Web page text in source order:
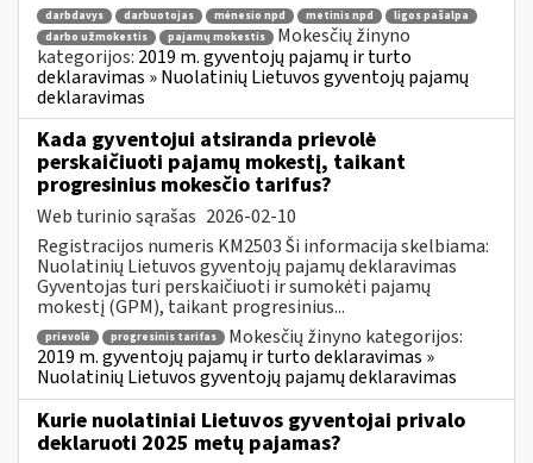
darbdavys darbuotojas mėnesio npd metinis npd
ligos pašalpa
darbo užmokestis
pajamų mokestis
Mokesčių žinyno
kategorijos: 2019 m. gyventojų pajamų ir turto
deklaravimas » Nuolatinių Lietuvos gyventojų pajamų
deklaravimas
Kada gyventojui atsiranda prievolė
perskaičiuoti pajamų mokestį, taikant
progresinius mokesčio tarifus?
Web turinio sąrašas 2026-02-10
Registracijos numeris KM2503 Ši informacija skelbiama:
Nuolatinių Lietuvos gyventojų pajamų deklaravimas
Gyventojas turi perskaičiuoti ir sumokėti pajamų
mokestį (GPM), taikant progresinius...
prievolė progresinis tarifas
Mokesčių žinyno kategorijos:
2019 m. gyventojų pajamų ir turto deklaravimas »
Nuolatinių Lietuvos gyventojų pajamų deklaravimas
Kurie nuolatiniai Lietuvos gyventojai privalo
deklaruoti 2025 metų pajamas?